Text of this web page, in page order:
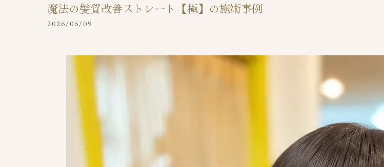
魔法の髪質改善ストレート【極】の施術事例
2026/06/09